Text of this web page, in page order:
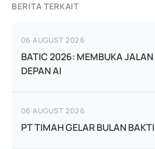
BERITA TERKAIT
06 AUGUST 2026
BATIC 2026: MEMBUKA
DEPAN AI
06 AUGUST 2026
PT TIMAH GELAR BULAN